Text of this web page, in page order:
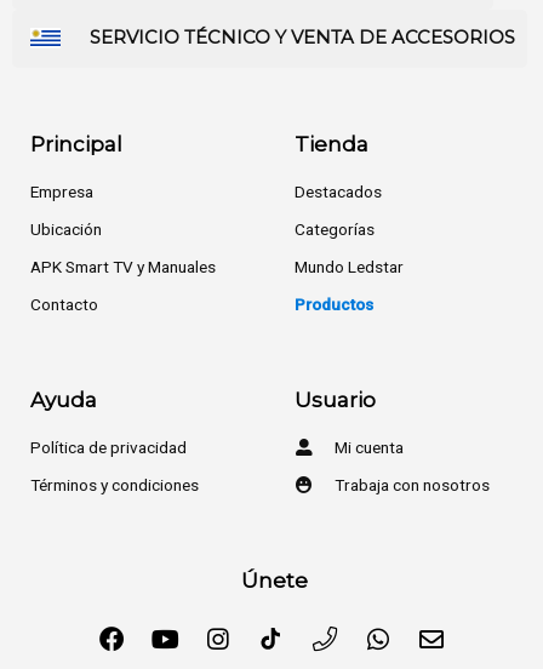
SERVICIO TÉCNICO Y VENTA DE ACCESORIOS
Principal
Empresa
Ubicación
APK Smart TV y Manuales
Contacto
Tienda
Destacados
Categorías
Mundo Ledstar
Productos
Ayuda
Política de privacidad
Términos y condiciones
Usuario
Mi cuenta
Trabaja con nosotros
Únete